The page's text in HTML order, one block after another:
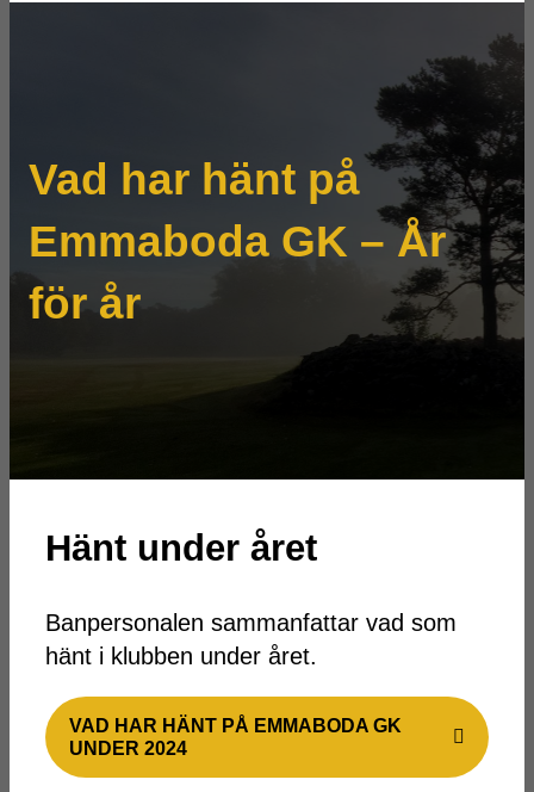
Vad har hänt på
Emmaboda GK – År
för år
Hänt under året
Banpersonalen sammanfattar vad som
hänt i klubben under året.
VAD HAR HÄNT PÅ EMMABODA GK
UNDER 2024